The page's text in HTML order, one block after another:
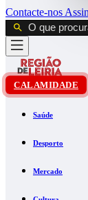
Contacte-nos
CALAMIDADE
Saúde
Desporto
Mercado